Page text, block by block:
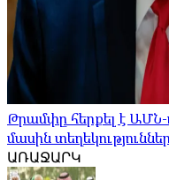
Թրամփը հերքել է
մասին
ԱՌԱՋԱՐԿ